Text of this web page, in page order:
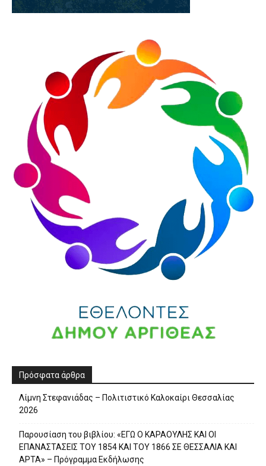
Πρόσφατα άρθρα
Λίμνη Στεφανιάδας – Πολιτιστικό Καλοκαίρι Θεσσαλίας
2026
Παρουσίαση του βιβλίου: «ΕΓΩ Ο ΚΑΡΑΟΥΛΗΣ ΚΑΙ ΟΙ
ΕΠΑΝΑΣΤΑΣΕΙΣ ΤΟΥ 1854 ΚΑΙ ΤΟΥ 1866 ΣΕ ΘΕΣΣΑΛΙΑ ΚΑΙ
ΑΡΤΑ» – Πρόγραμμα Εκδήλωσης